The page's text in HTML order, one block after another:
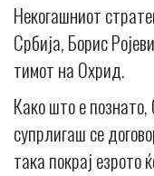
Некогашниот
Србија, Борис
тимот на Охрид.
Како што е
супрлигаш се
така покрај езрото